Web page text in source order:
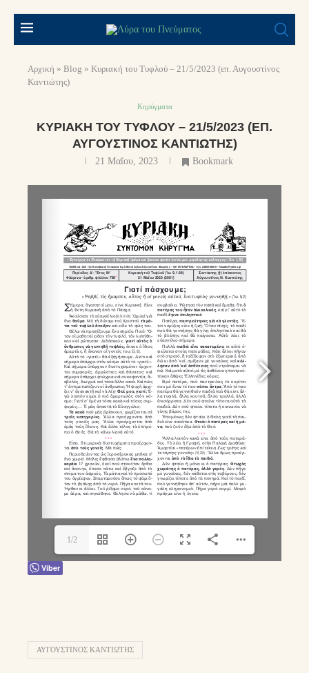
Αρχική » Blog » Κυριακή του Τυφλού – 21/5/2023 (επ. Αυγουστίνος
Καντιώτης)
Κηρύγματα
ΚΥΡΙΑΚΉ ΤΟΥ ΤΥΦΛΟΎ – 21/5/2023 (ΕΠ.
ΑΥΓΟΥΣΤΊΝΟΣ ΚΑΝΤΙΏΤΗΣ)
21 Μαΐου, 2023 Bookmark
1/2
Viber
ΑΥΓΟΥΣΤΙΝΟΣ ΚΑΝΤΙΩΤΗΣ